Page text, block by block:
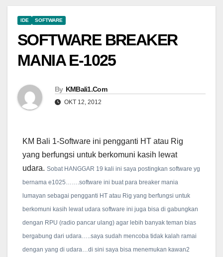
IDE SOFTWARE
SOFTWARE BREAKER
MANIA E-1025
By KMBali1.Com
OKT 12, 2012
KM Bali 1-Software ini pengganti HT atau Rig
yang berfungsi untuk berkomuni kasih lewat
udara. Sobat HANGGAR 19 kali ini saya postingkan software yg
bernama e1025…….software ini buat para breaker mania
lumayan sebagai pengganti HT atau Rig yang berfungsi untuk
berkomuni kasih lewat udara software ini juga bisa di gabungkan
dengan RPU (radio pancar ulang) agar lebih banyak teman bias
bergabung dari udara…..saya sudah mencoba tidak kalah ramai
dengan yang di udara…di sini saya bisa menemukan kawan2